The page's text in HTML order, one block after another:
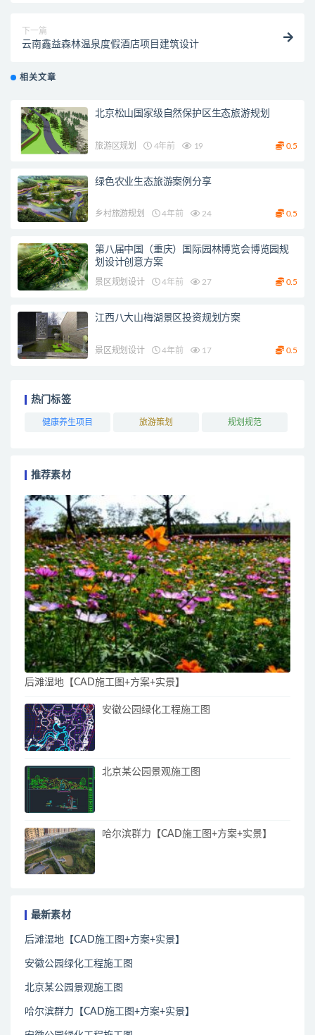
下一篇
云南鑫益森林温泉度假酒店项目建筑设计
相关文章
北京松山国家级自然保护区生态旅游规划
旅游区规划 4年前 19 0.5
绿色农业生态旅游案例分享
乡村旅游规划 4年前 24 0.5
第八届中国（重庆）国际园林博览会博览园规
划设计创意方案
景区规划设计 4年前 27 0.5
江西八大山梅湖景区投资规划方案
景区规划设计 4年前 17 0.5
热门标签
健康养生项目 旅游策划 规划规范
推荐素材
后滩湿地【CAD施工图+方案+实景】
安徽公园绿化工程施工图
北京某公园景观施工图
哈尔滨群力【CAD施工图+方案+实景】
最新素材
后滩湿地【CAD施工图+方案+实景】
安徽公园绿化工程施工图
北京某公园景观施工图
哈尔滨群力【CAD施工图+方案+实景】